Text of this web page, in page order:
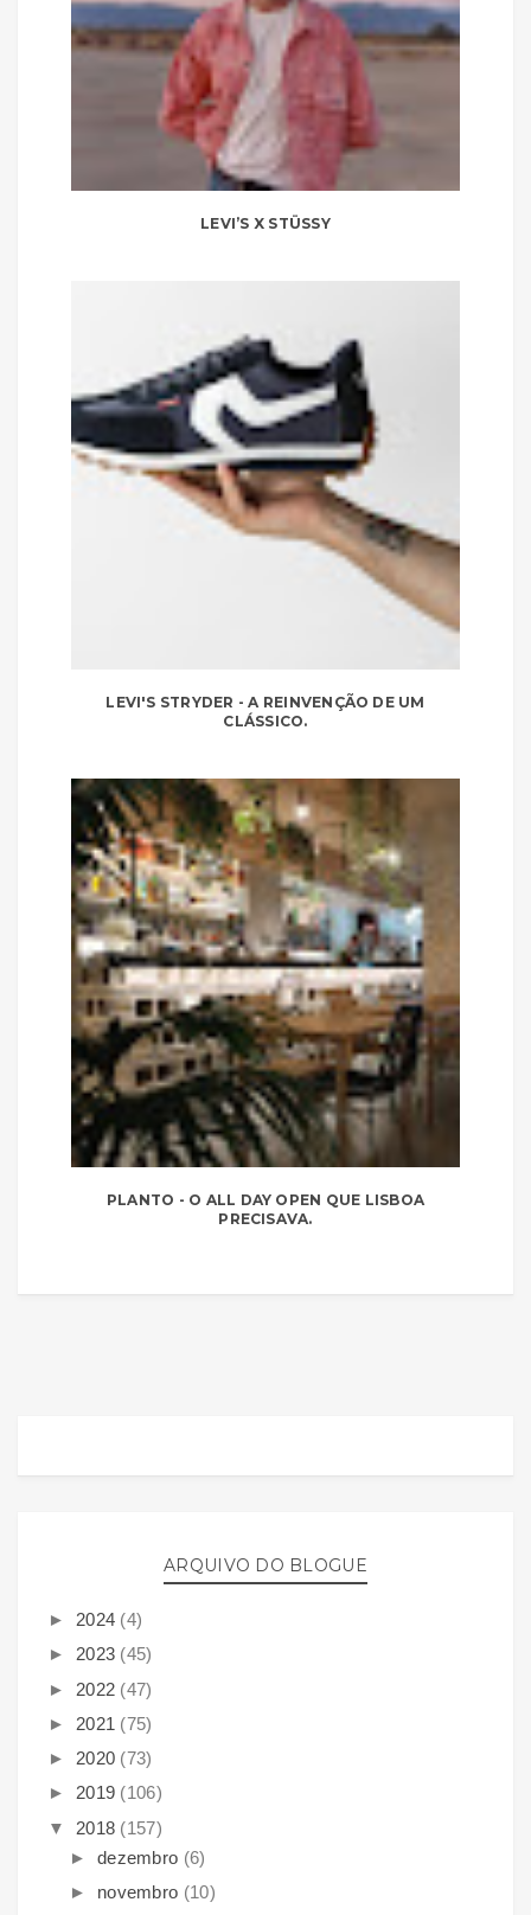
LEVI’S X STÜSSY
LEVI'S STRYDER - A REINVENÇÃO DE UM
CLÁSSICO.
PLANTO - O ALL DAY OPEN QUE LISBOA
PRECISAVA.
ARQUIVO DO BLOGUE
► 2024 (4)
► 2023 (45)
► 2022 (47)
► 2021 (75)
► 2020 (73)
► 2019 (106)
▼ 2018 (157)
► dezembro (6)
► novembro (10)